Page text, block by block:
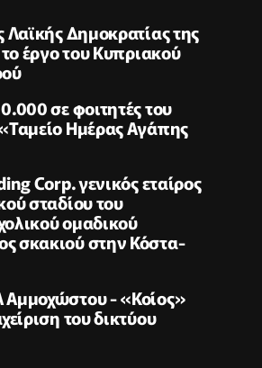
Λαϊκής Δημοκρατίας της
το έργο του Κυπριακού
σε φοιτητές του
Ημέρας Αγάπης
Corp. γενικός εταίρος
σταδίου του
ομαδικού
σκακιού στην Κόστα-
- «Κοίος»
του δικτύου